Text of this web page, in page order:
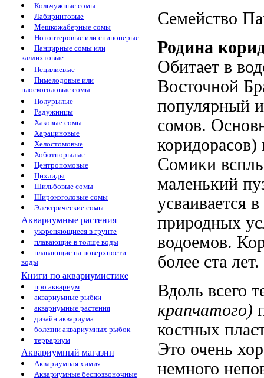
Кольчужные сомы
Лабиринтовые
Мешкожаберные сомы
Нотоптеровые или спиноперые
Панцирные сомы или
каллихтовые
Пецилиевые
Пимелодовые или
плоскоголовые сомы
Полурылые
Радужницы
Хаковые сомы
Харациновые
Хелостомовые
Хоботнорылые
Центропомовые
Цихлиды
Шильбовые сомы
Широкоголовые сомы
Электрические сомы
Аквариумные растения
укореняющиеся в грунте
плавающие в толще воды
плавающие на поверхности
воды
Книги по аквариумистике
про аквариум
аквариумные рыбки
аквариумные растения
дизайн аквариума
болезни аквариумных рыбок
террариум
Аквариумный магазин
Аквариумная химия
Аквариумные беспозвоночные
Семейство
Родина
Обитает в
Восточной
популярный
сомов.
Сомики
маленький
усваивается
природных
водоемов.
более ста
Вдоль всего
крапчатого)
костных
Это очень
немного